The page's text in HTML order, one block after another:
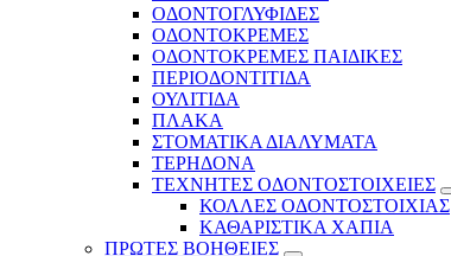
ΟΔΟΝΤΟΓΛΥΦΙΔΕΣ
ΟΔΟΝΤΟΚΡΕΜΕΣ
ΟΔΟΝΤΟΚΡΕΜΕΣ ΠΑΙΔΙΚΕΣ
ΠΕΡΙΟΔΟΝΤΙΤΙΔΑ
ΟΥΛΙΤΙΔΑ
ΠΛΑΚΑ
ΣΤΟΜΑΤΙΚΑ ΔΙΑΛΥΜΑΤΑ
ΤΕΡΗΔΟΝΑ
ΤΕΧΝΗΤΕΣ ΟΔΟΝΤΟΣΤΟΙΧΕΙΕΣ
ΚΟΛΛΕΣ ΟΔΟΝΤΟΣΤΟΙΧΙΑΣ
ΚΑΘΑΡΙΣΤΙΚΑ ΧΑΠΙΑ
ΠΡΩΤΕΣ ΒΟΗΘΕΙΕΣ